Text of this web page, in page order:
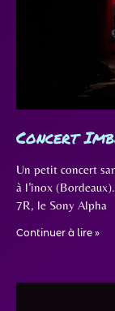
Concert
Un petit concert
à l’inox
7R, le Sony Alpha
Continuer à lire »